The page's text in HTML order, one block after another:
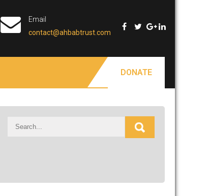
Email
contact@ahbabtrust.com
DONATE